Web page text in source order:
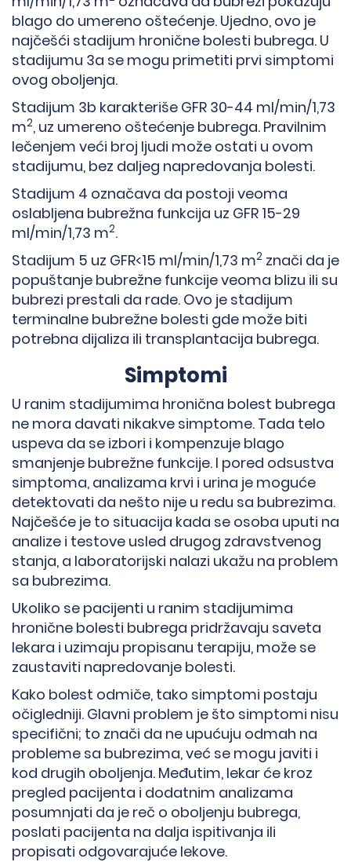
blago do umereno oštećenje. Ujedno, ovo je
najčešći stadijum hronične bolesti bubrega. U
stadijumu 3a se mogu primetiti prvi simptomi
ovog oboljenja.
Stadijum 3b karakteriše GFR 30-44 ml/min/1,73
m2, uz umereno oštećenje bubrega. Pravilnim
lečenjem veći broj ljudi može ostati u ovom
stadijumu, bez daljeg napredovanja bolesti.
Stadijum 4 označava da postoji veoma
oslabljena bubrežna funkcija uz GFR 15-29
ml/min/1,73 m2.
Stadijum 5 uz GFR<15 ml/min/1,73 m2 znači da je
popuštanje bubrežne funkcije veoma blizu ili su
bubrezi prestali da rade. Ovo je stadijum
terminalne bubrežne bolesti gde može biti
potrebna dijaliza ili transplantacija bubrega.
Simptomi
U ranim stadijumima hronična bolest bubrega
ne mora davati nikakve simptome. Tada telo
uspeva da se izbori i kompenzuje blago
smanjenje bubrežne funkcije. I pored odsustva
simptoma, analizama krvi i urina je moguće
detektovati da nešto nije u redu sa bubrezima.
Najčešće je to situacija kada se osoba uputi na
analize i testove usled drugog zdravstvenog
stanja, a laboratorijski nalazi ukažu na problem
sa bubrezima.
Ukoliko se pacijenti u ranim stadijumima
hronične bolesti bubrega pridržavaju saveta
lekara i uzimaju propisanu terapiju, može se
zaustaviti napredovanje bolesti.
Kako bolest odmiče, tako simptomi postaju
očigledniji. Glavni problem je što simptomi nisu
specifični; to znači da ne upućuju odmah na
probleme sa bubrezima, već se mogu javiti i
kod drugih oboljenja. Međutim, lekar će kroz
pregled pacijenta i dodatnim analizama
posumnjati da je reč o oboljenju bubrega,
poslati pacijenta na dalja ispitivanja ili
propisati odgovarajuće lekove.